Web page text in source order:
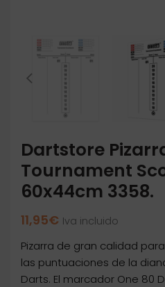
Dartstore
Tournament
60x44cm 3358.
11,95€ Iva incluido
Pizarra de gran calidad
las puntuaciones de la
Darts. El marcador One 80